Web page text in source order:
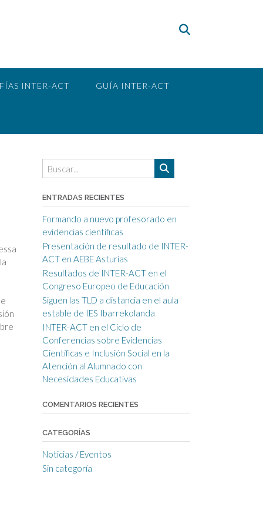
INTER-ACT GUÍA INTER-ACT
ENTRADAS RECIENTES
Formando a nuevo profesorado en
evidencias científicas
Presentación de resultado de INTER-
ACT en AEBE Asturias
Resultados de INTER-ACT en el
Congreso Europeo de Educación
Siguen las TLD a distancia en el aula
estable de IES Ibarrekolanda
INTER-ACT en el Ciclo de
Conferencias sobre Evidencias
Científicas e Inclusión Social en la
Atención al Alumnado con
Necesidades Educativas
COMENTARIOS RECIENTES
CATEGORÍAS
Noticias / Eventos
Sin categoría